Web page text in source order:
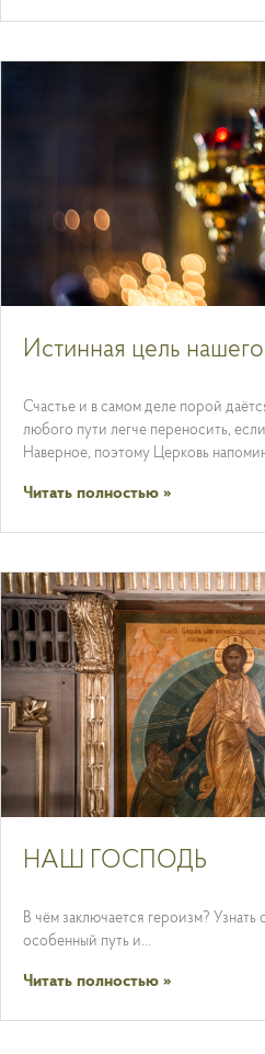
Истинная цель
Счастье и в самом деле порой
любого пути легче переносить,
Наверное, поэтому Церковь
Читать полностью »
НАШ ГОСПОДЬ
В чём заключается героизм?
особенный путь и…
Читать полностью »